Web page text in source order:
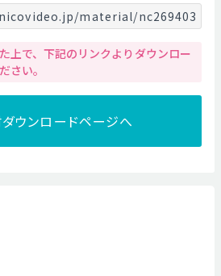
material/nc269403
上で、下記のリンクよりダウンロー
さい。
ウンロードページへ